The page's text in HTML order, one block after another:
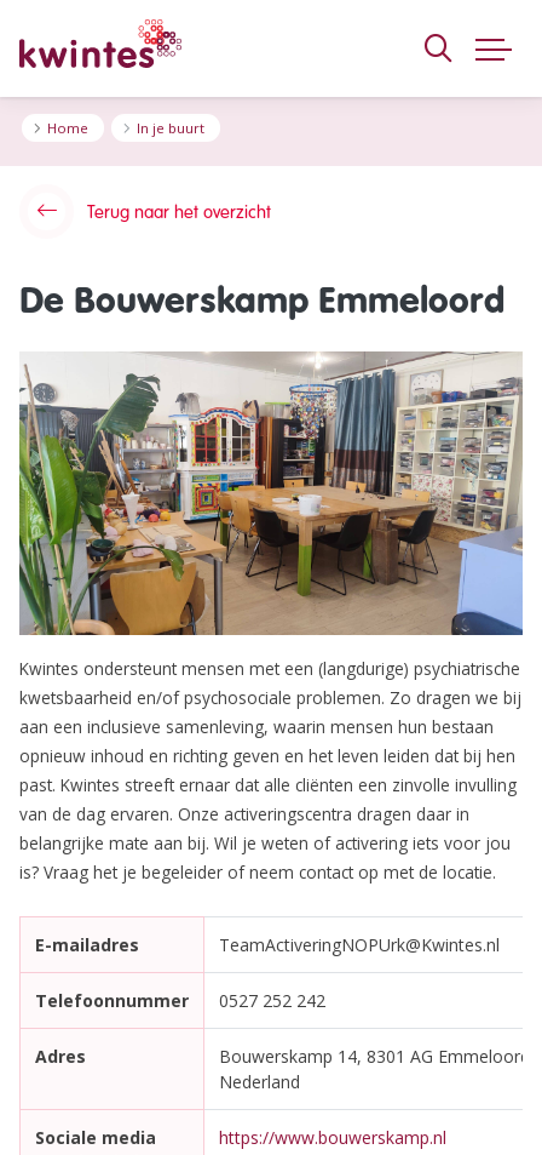
Home In je buurt
Terug naar het overzicht
De Bouwerskamp Emmeloord
Kwintes ondersteunt mensen met een (langdurige) psychiatrische
kwetsbaarheid en/of psychosociale problemen. Zo dragen we bij
aan een inclusieve samenleving, waarin mensen hun bestaan
opnieuw inhoud en richting geven en het leven leiden dat bij hen
past. Kwintes streeft ernaar dat alle cliënten een zinvolle invulling
van de dag ervaren. Onze activeringscentra dragen daar in
belangrijke mate aan bij. Wil je weten of activering iets voor jou
is? Vraag het je begeleider of neem contact op met de locatie.
E-mailadres TeamActiveringNOPUrk@Kwintes.nl
Telefoonnummer 0527 252 242
Adres
Bouwerskamp 14, 8301 AG Emmeloord,
Nederland
Sociale media
https://www.bouwerskamp.nl